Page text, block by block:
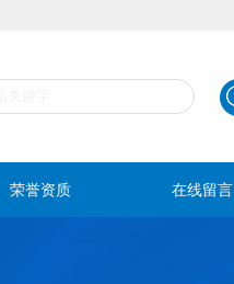
荣誉资质 在线留言